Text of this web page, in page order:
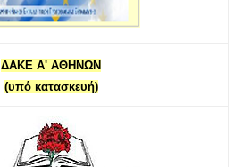
ΔΑΚΕ Α' ΑΘΗΝΩΝ
(υπό κατασκευή)